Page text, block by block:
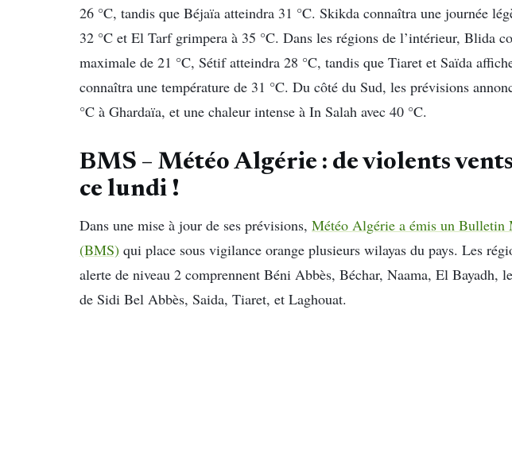
26 °C, tandis que Béjaïa atteindra 31 °C. Skikda connaîtra une journée
32 °C et El Tarf grimpera à 35 °C. Dans les régions de l’intérieur, Blida
maximale de 21 °C, Sétif atteindra 28 °C, tandis que Tiaret et Saïda
connaîtra une température de 31 °C. Du côté du Sud, les prévisions
°C à Ghardaïa, et une chaleur intense à In Salah avec 40 °C.
BMS – Météo Algérie : de violents
ce lundi !
Dans une mise à jour de ses prévisions, Météo Algérie a émis un Bulletin
(BMS) qui place sous vigilance orange plusieurs wilayas du pays. Les
alerte de niveau 2 comprennent Béni Abbès, Béchar, Naama, El Bayadh,
de Sidi Bel Abbès, Saida, Tiaret, et Laghouat.